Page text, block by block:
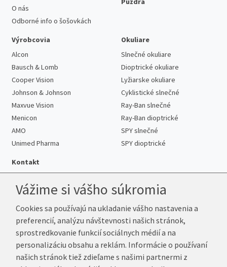
O nás
Odborné info o šošovkách
Výrobcovia
Alcon
Bausch & Lomb
Cooper Vision
Johnson & Johnson
Maxvue Vision
Menicon
AMO
Unimed Pharma
Okuliare
Slnečné okuliare
Dioptrické okuliare
Lyžiarske okuliare
Cyklistické slnečné
Ray-Ban slnečné
Ray-Ban dioptrické
SPY slnečné
SPY dioptrické
Kontakt
Telefón:+421 222 205 863
E-mail:info@k-sosovky.sk
Reklamačná adresa
Andrea Votavová
Vážime si vášho súkromia
Cookies sa používajú na ukladanie vášho nastavenia a
preferencií, analýzu návštevnosti našich stránok,
sprostredkovanie funkcií sociálnych médií a na
personalizáciu obsahu a reklám. Informácie o používaní
našich stránok tiež zdieľame s našimi partnermi z